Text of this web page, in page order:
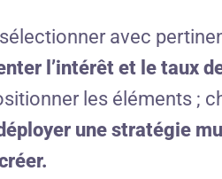
avec
l’intérêt et le taux
les éléments ;
éployer une stratégie